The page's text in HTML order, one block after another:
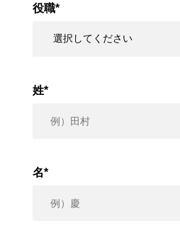
役職*
姓*
名*